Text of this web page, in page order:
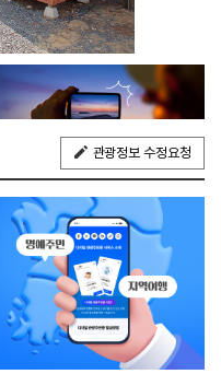
관광정보 수정요청